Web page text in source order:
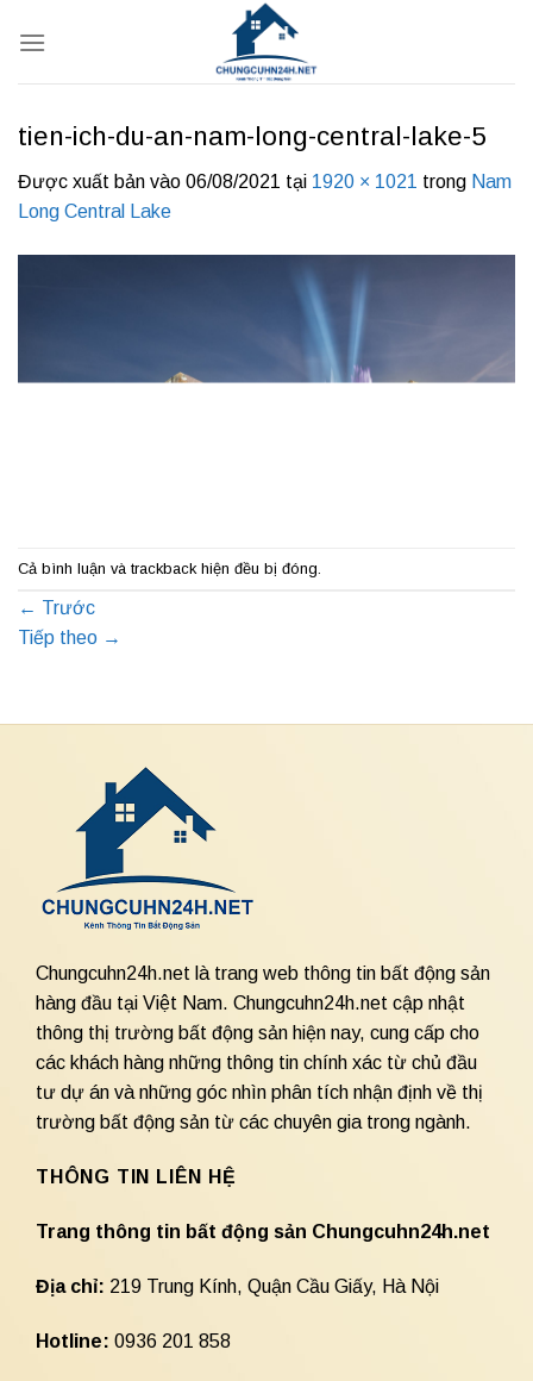
qua
tien-ich-du-an-nam-long-central-lake-5
Được xuất bản vào 06/08/2021 tại 1920 × 1021 trong Nam
Long Central Lake
Cả bình luận và trackback hiện đều bị đóng.
← Trước
Tiếp theo →
Chungcuhn24h.net là trang web thông tin bất động sản
hàng đầu tại Việt Nam. Chungcuhn24h.net cập nhật
thông thị trường bất động sản hiện nay, cung cấp cho
các khách hàng những thông tin chính xác từ chủ đầu
tư dự án và những góc nhìn phân tích nhận định về thị
trường bất động sản từ các chuyên gia trong ngành.
THÔNG TIN LIÊN HỆ
Trang thông tin bất động sản Chungcuhn24h.net
Địa chỉ: 219 Trung Kính, Quận Cầu Giấy, Hà Nội
Hotline: 0936 201 858